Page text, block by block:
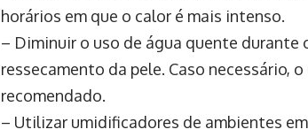
horários em que o calor é mais intenso.
– Diminuir o uso de água quente durante
ressecamento da pele. Caso necessário,
recomendado.
– Utilizar umidificadores de ambientes